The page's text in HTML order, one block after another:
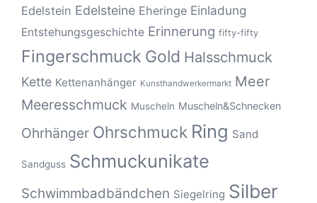
Edelstein Edelsteine Eheringe Einladung
Entstehungsgeschichte Erinnerung fifty-fifty
Fingerschmuck Gold Halsschmuck
Kette Kettenanhänger Kunsthandwerkermarkt Meer
Meeresschmuck Muscheln Muscheln&Schnecken
Ohrhänger Ohrschmuck Ring Sand
Sandguss Schmuckunikate
Schwimmbadbändchen Siegelring Silber